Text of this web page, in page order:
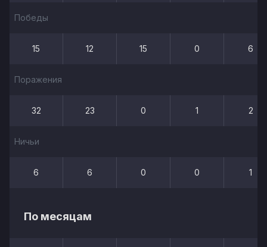
Победы
15 12 15 0 6
Поражения
32 23 0 1 2
Ничьи
6 6 0 0 1
По месяцам